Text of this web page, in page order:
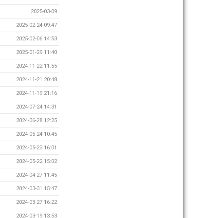
2025-03-09
2025-02-24 09:47
2025-02-06 14:53
2025-01-29 11:40
2024-11-22 11:55
2024-11-21 20:48
2024-11-19 21:16
2024-07-24 14:31
2024-06-28 12:25
2024-05-24 10:45
2024-05-23 16:01
2024-05-22 15:02
2024-04-27 11:45
2024-03-31 15:47
2024-03-27 16:22
2024-03-19 13:53